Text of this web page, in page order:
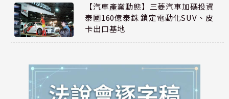
【汽車產業動態】三菱汽車加碼投資
泰國160億泰銖 鎖定電動化SUV、皮
卡出口基地